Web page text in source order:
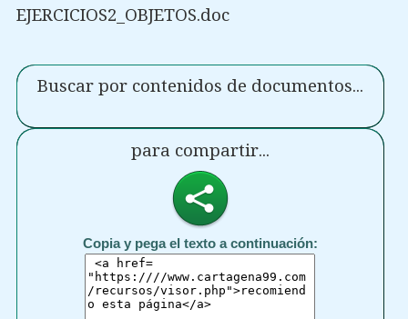
EJERCICIOS2_OBJETOS.doc
Buscar por contenidos de documentos...
para compartir...
Copia y pega el texto a continuación: